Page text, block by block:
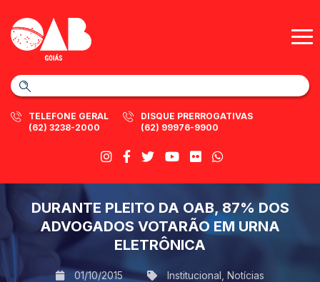
TELEFONE GERAL
(62) 3238-2000
DISQUE PRERROGATIVAS
(62) 99976-9900
DURANTE PLEITO DA OAB, 87% DOS
ADVOGADOS VOTARÃO EM URNA
ELETRÔNICA
01/10/2015 Institucional Notícias